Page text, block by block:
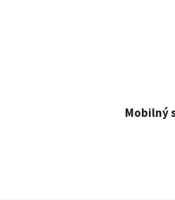
Mobilný